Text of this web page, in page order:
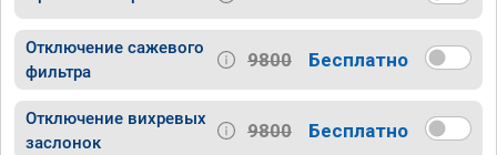
Отключение сажевого
фильтра
9800 Бесплатно
Отключение вихревых
заслонок
9800 Бесплатно